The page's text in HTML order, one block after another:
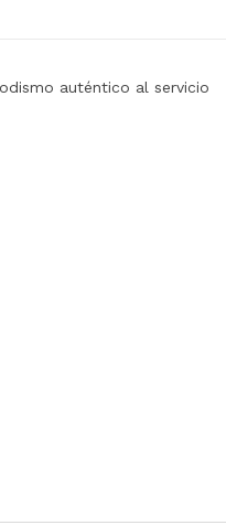
auténtico al servicio